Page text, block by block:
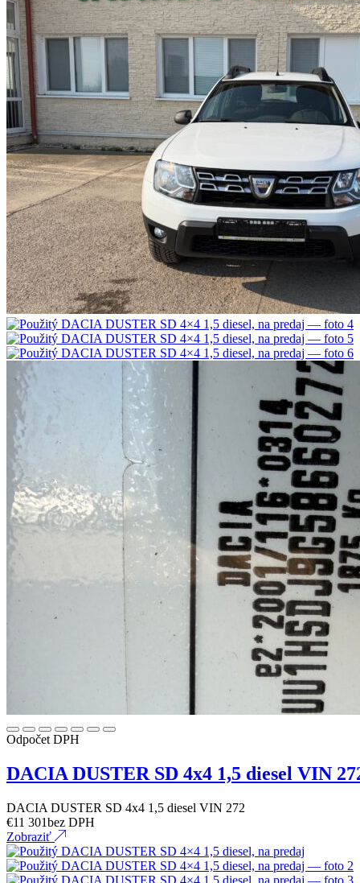
Odpočet DPH
DACIA DUSTER SD 4x4 1,5 diesel VIN
DACIA DUSTER SD 4x4 1,5 diesel VIN 272
€11 301bez DPH
Zobraziť